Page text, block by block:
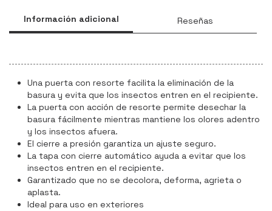
Información adicional Reseñas
Una puerta con resorte facilita la eliminación de la
basura y evita que los insectos entren en el recipiente.
La puerta con acción de resorte permite desechar la
basura fácilmente mientras mantiene los olores adentro
y los insectos afuera.
El cierre a presión garantiza un ajuste seguro.
La tapa con cierre automático ayuda a evitar que los
insectos entren en el recipiente.
Garantizado que no se decolora, deforma, agrieta o
aplasta.
Ideal para uso en exteriores